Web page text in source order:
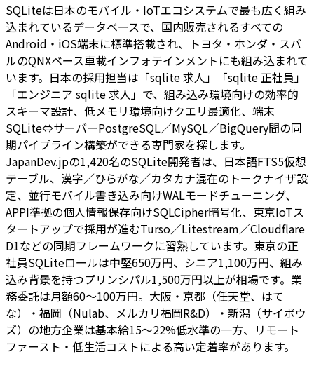
SQLiteは日本のモバイル・IoTエコシステムで最も広く組み
込まれているデータベースで、国内販売されるすべての
Android・iOS端末に標準搭載され、トヨタ・ホンダ・スバ
ルのQNXベース車載インフォテインメントにも組み込まれて
います。日本の採用担当は「sqlite 求人」「sqlite 正社員」
「エンジニア sqlite 求人」で、組み込み環境向けの効率的
スキーマ設計、低メモリ環境向けクエリ最適化、端末
SQLite⇔サーバーPostgreSQL／MySQL／BigQuery間の同
期パイプライン構築ができる専門家を探します。
JapanDev.jpの1,420名のSQLite開発者は、日本語FTS5仮想
テーブル、漢字／ひらがな／カタカナ混在のトークナイザ設
定、並行モバイル書き込み向けWALモードチューニング、
APPI準拠の個人情報保存向けSQLCipher暗号化、東京IoTス
タートアップで採用が進むTurso／Litestream／Cloudflare
D1などの同期フレームワークに習熟しています。東京の正
社員SQLiteロールは中堅650万円、シニア1,100万円、組み
込み背景を持つプリンシパル1,500万円以上が相場です。業
務委託は月額60〜100万円。大阪・京都（任天堂、はて
な）・福岡（Nulab、メルカリ福岡R&D）・新潟（サイボウ
ズ）の地方企業は基本給15〜22%低水準の一方、リモート
ファースト・低生活コストによる高い定着率があります。